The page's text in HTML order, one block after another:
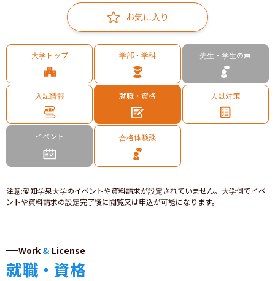
お気に入り
大学トップ 学部・学科 先生・学生の声
入試情報 就職・資格 入試対策
イベント 合格体験談
注意:愛知学泉大学のイベントや資料請求が設定されていません。大学側でイベ
ントや資料請求の設定完了後に閲覧又は申込が可能になります。
Work & License
就職・資格